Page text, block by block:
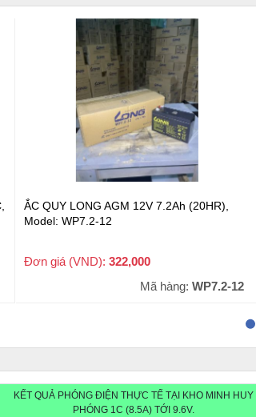
ẮC QUY LONG AGM 12V 7.2Ah (20HR),
Model: WPL7.2-12
Đơn giá (VND): 402,000
Mã hàng:WPL7.2-12
KẾT QUẢ PHÓNG ĐIỆN THỰC TẾ TẠI KHO MINH HUY
PHÓNG 1C (8.5A) TỚI 9.6V.